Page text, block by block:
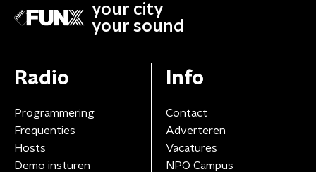
your city
your sound
Radio
Programmering
Frequenties
Hosts
Demo insturen
Info
Contact
Adverteren
Vacatures
NPO Campus